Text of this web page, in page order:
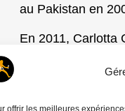
offrir les meilleures
au Pakistan en
En 2011, Carlotta
écrit un livre sur
Enemy: America
Carlotta Gall est